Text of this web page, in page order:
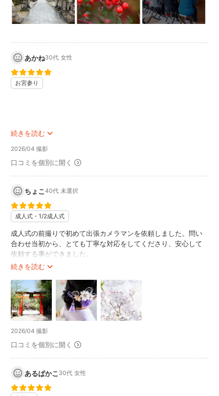
あかね30代 女性
お宮参り
続きを読む
2026/04 撮影
口コミを個別に開く
ちょこ40代 未選択
成人式・1/2成人式
続きを読む
成人式の前撮りで初めて出張カメラマンを依頼しました。問い
合わせ当初から、とても丁寧な対応をしてくださり、安心して
依頼する事ができました。
予約してから撮影日が雨予報になったので、心配で色々と質
ありがたかったです。
結果、当日は晴れて素敵な写真を沢山撮って頂きました！
また何か撮影をする機会があれば山口さんにお願いしたいと思
います。
2026/04 撮影
口コミを個別に開く
あるぱかこ 30代 女性